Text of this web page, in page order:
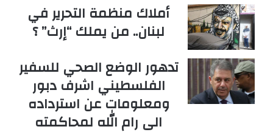
أملاك منظمة التحرير في
لبنان.. من يملك “إرث” ؟
تدهور الوضع الصحي للسفير
الفلسطيني اشرف دبور
ومعلومات عن استرداده
الى رام الله لمحاكمته